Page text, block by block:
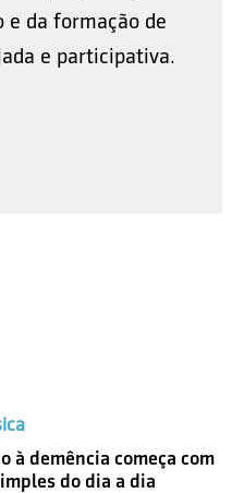
e da formação de
e participativa.
à demência começa com
do dia a dia